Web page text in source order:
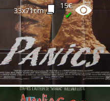
33x71cm
15€
✔